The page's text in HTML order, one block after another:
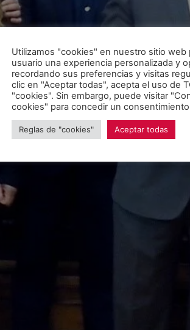
Utilizamos "cookies" en nuestro sitio web
usuario una experiencia personalizada y
recordando sus preferencias y visitas
clic en "Aceptar todas", acepta el uso de
"cookies". Sin embargo, puede visitar
cookies" para concedir un
Reglas de "cookies" Aceptar todas